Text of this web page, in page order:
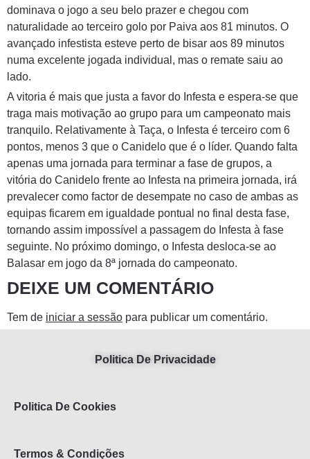
dominava o jogo a seu belo prazer e chegou com
naturalidade ao terceiro golo por Paiva aos 81 minutos. O
avançado infestista esteve perto de bisar aos 89 minutos
numa excelente jogada individual, mas o remate saiu ao
lado.
A vitoria é mais que justa a favor do Infesta e espera-se que
traga mais motivação ao grupo para um campeonato mais
tranquilo. Relativamente à Taça, o Infesta é terceiro com 6
pontos, menos 3 que o Canidelo que é o líder. Quando falta
apenas uma jornada para terminar a fase de grupos, a
vitória do Canidelo frente ao Infesta na primeira jornada, irá
prevalecer como factor de desempate no caso de ambas as
equipas ficarem em igualdade pontual no final desta fase,
tornando assim impossível a passagem do Infesta à fase
seguinte. No próximo domingo, o Infesta desloca-se ao
Balasar em jogo da 8ª jornada do campeonato.
DEIXE UM COMENTÁRIO
Tem de iniciar a sessão para publicar um comentário.
Politica De Privacidade
Politica De Cookies
Termos & Condições